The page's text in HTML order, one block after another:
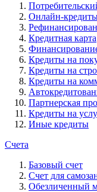
Онлайн-
Кредитная карта
Кредиты на
Кредиты на
Кредиты на
Партнерская
Кредиты на
Иные кредиты
Счета
Базовый счет
Счет для
Обезличенный